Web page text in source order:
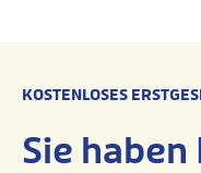
KOSTENLOSES
Sie haben